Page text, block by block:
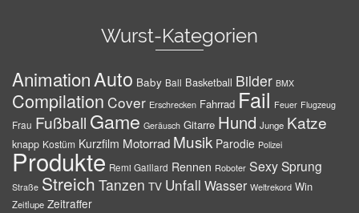
Wurst-Kategorien
AnimationAuto Baby Ball Basketball Bilder BMX
Compilation Cover Erschrecken Fahrrad Fail Feuer Flugzeug
Frau Fußball Game Geräusch Gitarre Hund Junge Katze
knapp Kostüm Kurzfilm Motorrad Musik Parodie Polizei
Produkte Remi Gaillard Rennen Roboter SexySprung
Straße Streich Tanzen TV Unfall Wasser Weltrekord Win
Zeitlupe Zeitraffer